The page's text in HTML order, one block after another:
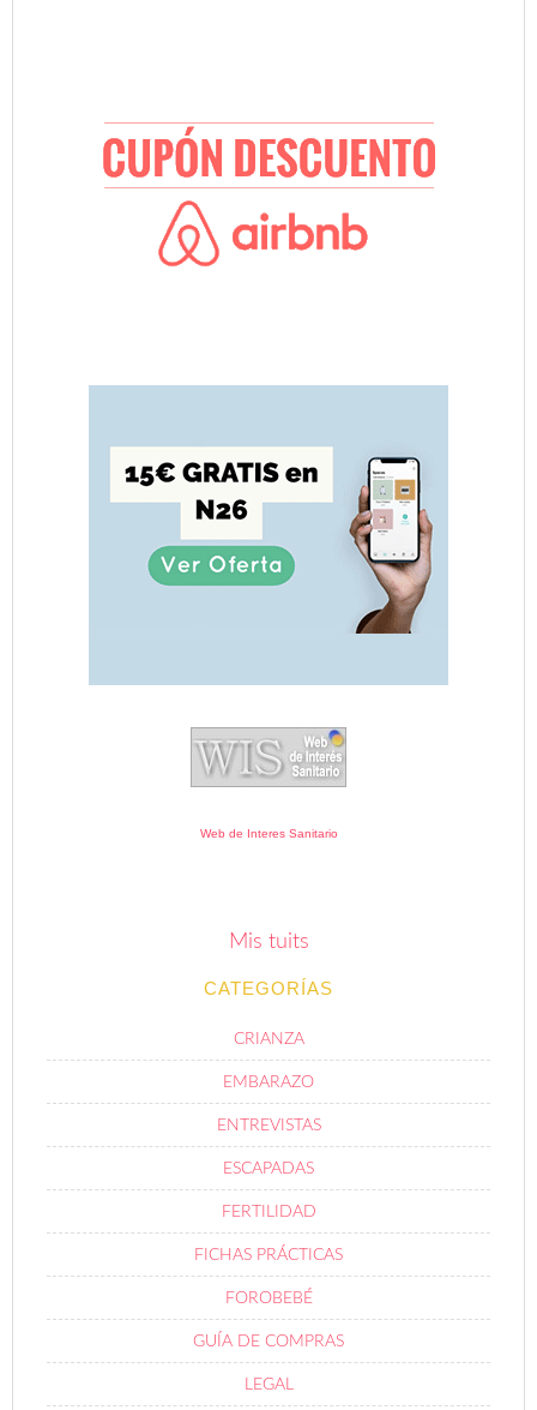
Web de Interes Sanitario
Mis tuits
CATEGORÍAS
CRIANZA
EMBARAZO
ENTREVISTAS
ESCAPADAS
FERTILIDAD
FICHAS PRÁCTICAS
FOROBEBÉ
GUÍA DE COMPRAS
LEGAL